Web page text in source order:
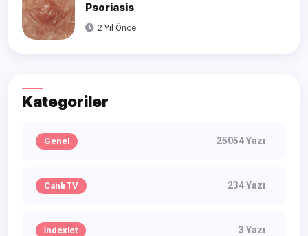
Psoriasis
2 Yıl Önce
Kategoriler
Genel 25054 Yazı
Canlı TV 234 Yazı
İndexlet 3 Yazı